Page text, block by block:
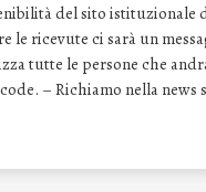
del sito istituzionale
le ricevute ci sarà un
tutte le persone che
– Richiamo nella news